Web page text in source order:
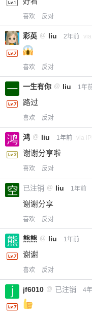
喜欢 反对
彩英 @ liu 2年前
喜欢 反对
一生有你 @ liu 1年
路过
喜欢 反对
鸿 @ liu 1年前 via
谢谢分享啦
喜欢 反对
已注销 @ liu 1年前
谢谢分享
喜欢 反对
熊熊 @ liu 1年前
谢谢
喜欢 反对
jf6010 @ 已注销 4